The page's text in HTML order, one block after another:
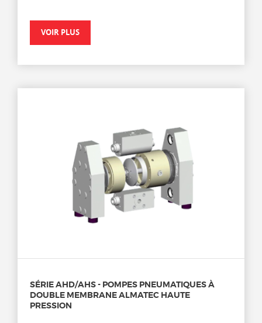
VOIR PLUS
SÉRIE AHD/AHS - POMPES PNEUMATIQUES À
DOUBLE MEMBRANE ALMATEC HAUTE
PRESSION